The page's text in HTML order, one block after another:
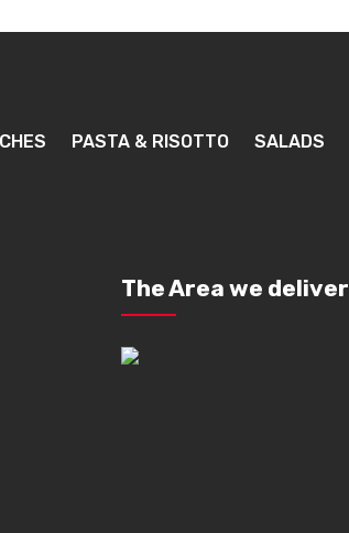
PASTA & RISOTTO SALADS
The Area we deliver